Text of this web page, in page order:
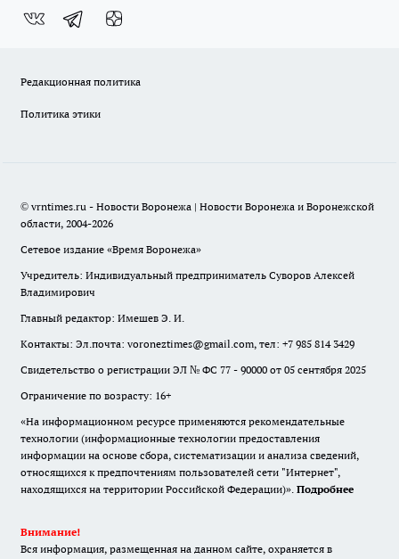
Редакционная политика
Политика этики
© vrntimes.ru - Новости Воронежа | Новости Воронежа и Воронежской
области, 2004-2026
Сетевое издание «Время Воронежа»
Учредитель: Индивидуальный предприниматель Суворов Алексей
Владимирович
Главный редактор: Имешев Э. И.
Контакты: Эл.почта: voroneztimes@gmail.com, тел: +7 985 814 3429
Свидетельство о регистрации ЭЛ № ФС 77 - 90000 от 05 сентября 2025
Ограничение по возрасту: 16+
«На информационном ресурсе применяются рекомендательные
технологии (информационные технологии предоставления
информации на основе сбора, систематизации и анализа сведений,
относящихся к предпочтениям пользователей сети "Интернет",
находящихся на территории Российской Федерации)». Подробнее
Внимание!
Вся информация, размещенная на данном сайте, охраняется в